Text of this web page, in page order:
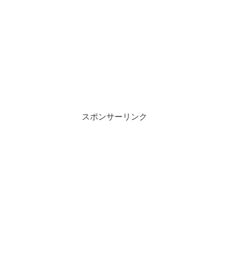
スポンサーリンク